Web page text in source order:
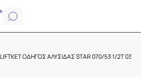
LIFTKET ΟΔΗΓΟΣ ΑΛΥΣΙΔΑΣ STAR 070/53 1/2T